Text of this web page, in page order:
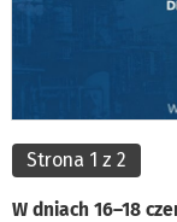
Strona 1 z 2
W dniach 16–18